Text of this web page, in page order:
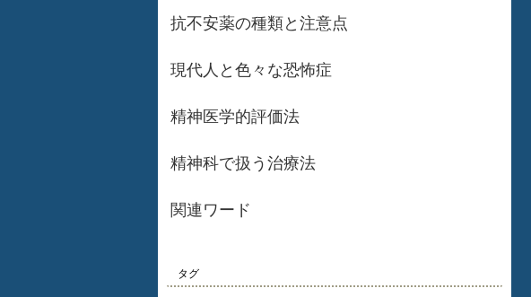
抗不安薬の種類と注意点
現代人と色々な恐怖症
精神医学的評価法
精神科で扱う治療法
関連ワード
タグ